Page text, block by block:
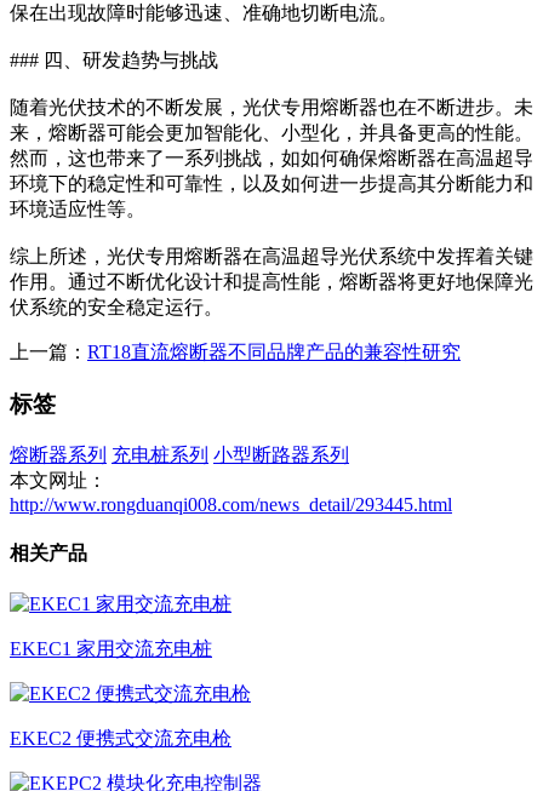
保在出现故障时能够迅速、准确地切断电流。
### 四、研发趋势与挑战
随着光伏技术的不断发展，光伏专用熔断器也在不断进步。未
来，熔断器可能会更加智能化、小型化，并具备更高的性能。
然而，这也带来了一系列挑战，如如何确保熔断器在高温超导
环境下的稳定性和可靠性，以及如何进一步提高其分断能力和
环境适应性等。
综上所述，光伏专用熔断器在高温超导光伏系统中发挥着关键
作用。通过不断优化设计和提高性能，熔断器将更好地保障光
伏系统的安全稳定运行。
上一篇： RT18直流熔断器不同品牌产品的兼容性研究
标签
熔断器系列 充电桩系列 小型断路器系列
本文网址：
http://www.rongduanqi008.com/news_detail/293445.html
相关产品
EKEC1 家用交流充电桩
EKEC2 便携式交流充电枪